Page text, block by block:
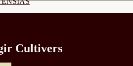
Cultivers